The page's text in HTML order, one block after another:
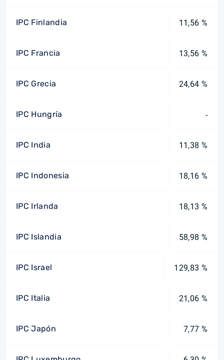
IPC Finlandia 11,56 %
IPC Francia 13,56 %
IPC Grecia 24,64 %
IPC Hungría -
IPC India 11,38 %
IPC Indonesia 18,16 %
IPC Irlanda 18,13 %
IPC Islandia 58,98 %
IPC Israel 129,83 %
IPC Italia 21,06 %
IPC Japón 7,77 %